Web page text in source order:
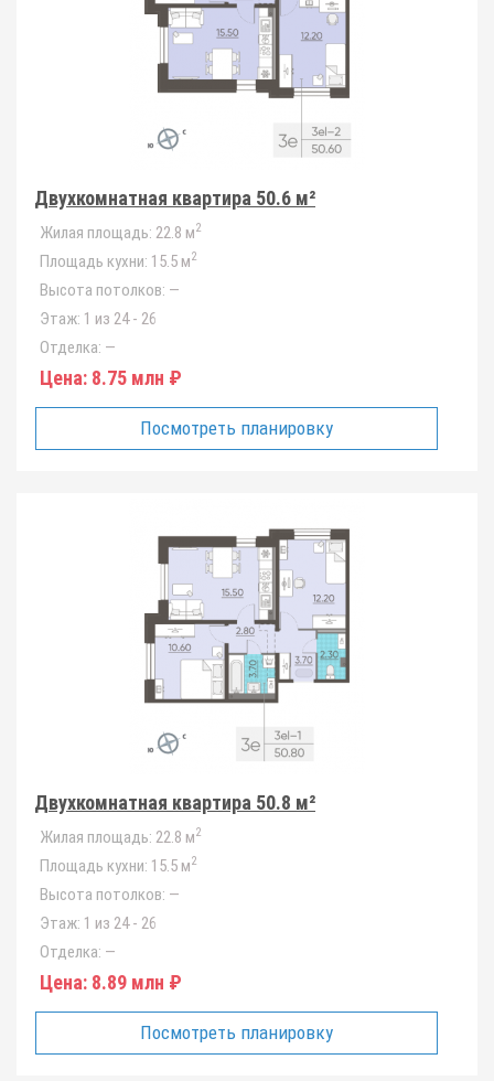
Двухкомнатная квартира 50.6 м²
Жилая площадь: 22.8 м2
Площадь кухни: 15.5 м2
Высота потолков: —
Этаж: 1 из 24 - 26
Отделка: —
Цена: 8.75 млн ₽
Посмотреть планировку
Двухкомнатная квартира 50.8 м²
Жилая площадь: 22.8 м2
Площадь кухни: 15.5 м2
Высота потолков: —
Этаж: 1 из 24 - 26
Отделка: —
Цена: 8.89 млн ₽
Посмотреть планировку